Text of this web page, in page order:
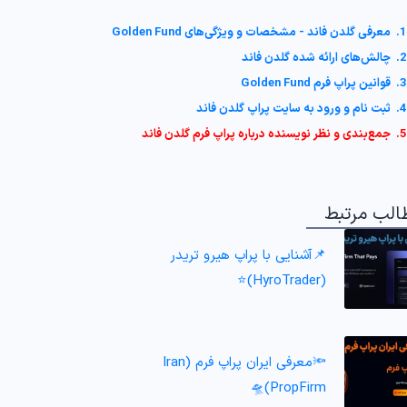
1. معرفی گلدن فاند - مشخصات و ویژگی‌های Golden Fund
2. چالش‌های ارائه شده گلدن فاند
3. قوانین پراپ فرم Golden Fund
4. ثبت نام و ورود به سایت پراپ گلدن فاند
5. جمع‌بندی و نظر نویسنده درباره پراپ فرم گلدن فاند
مرتبط
📌آشنایی با پراپ هیرو تریدر
(HyroTrader)⭐️
🔦معرفی ایران پراپ فرم (Iran
PropFirm)🛸